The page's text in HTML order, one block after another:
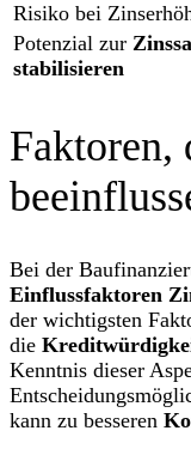
Risiko bei
Potenzial zur
stabilisieren
Faktoren,
Bei der
Einflussfaktoren
der wichtigsten
die
Kenntnis dieser
kann zu besseren